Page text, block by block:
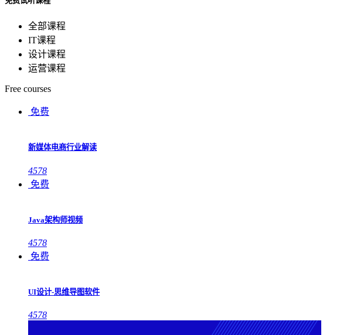
全部课程
IT课程
设计课程
运营课程
Free courses
免费
新媒体电商行业解读
4578
免费
Java架构师视频
4578
免费
UI设计-思维导图软件
4578